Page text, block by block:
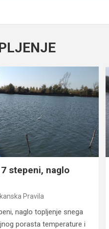
stepeni, naglo
Pravila
naglo topljenje snega
porasta temperature i